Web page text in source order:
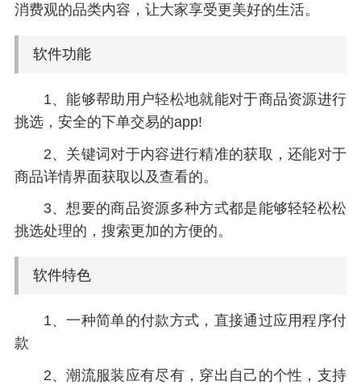
消费观的品类内容，让大家享受更美好的生活。
软件功能
1、能够帮助用户轻松地就能对于商品资源进行
挑选，安全的下单交易的app!
2、关键词对于内容进行精准的获取，还能对于
商品详情界面获取以及查看的。
3、想要的商品资源多种方式都是能够轻轻松松
挑选处理的，搜索更加的方便的。
软件特色
1、一种简单的付款方式，直接通过应用程序付
款
2、潮流服装应有尽有，穿出自己的个性，支持